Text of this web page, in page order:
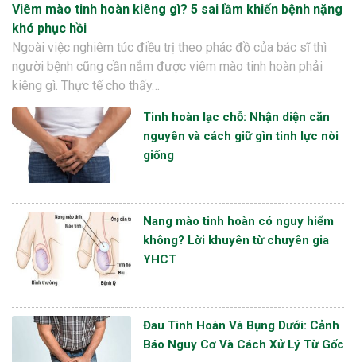
Viêm mào tinh hoàn kiêng gì? 5 sai lầm khiến bệnh nặng
khó phục hồi
Ngoài việc nghiêm túc điều trị theo phác đồ của bác sĩ thì
người bệnh cũng cần nắm được viêm mào tinh hoàn phải
kiêng gì. Thực tế cho thấy…
Tinh hoàn lạc chỗ: Nhận diện căn
nguyên và cách giữ gìn tinh lực nòi
giống
Nang mào tinh hoàn có nguy hiểm
không? Lời khuyên từ chuyên gia
YHCT
Đau Tinh Hoàn Và Bụng Dưới: Cảnh
Báo Nguy Cơ Và Cách Xử Lý Từ Gốc